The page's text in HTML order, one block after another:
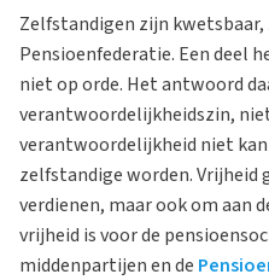
Zelfstandigen zijn
Pensioenfederatie. Een deel
niet op orde. Het antwoord
verantwoordelijkheidszin,
verantwoordelijkheid niet
zelfstandige worden. Vrijheid
verdienen, maar ook om aan
vrijheid is voor de
middenpartijen en de